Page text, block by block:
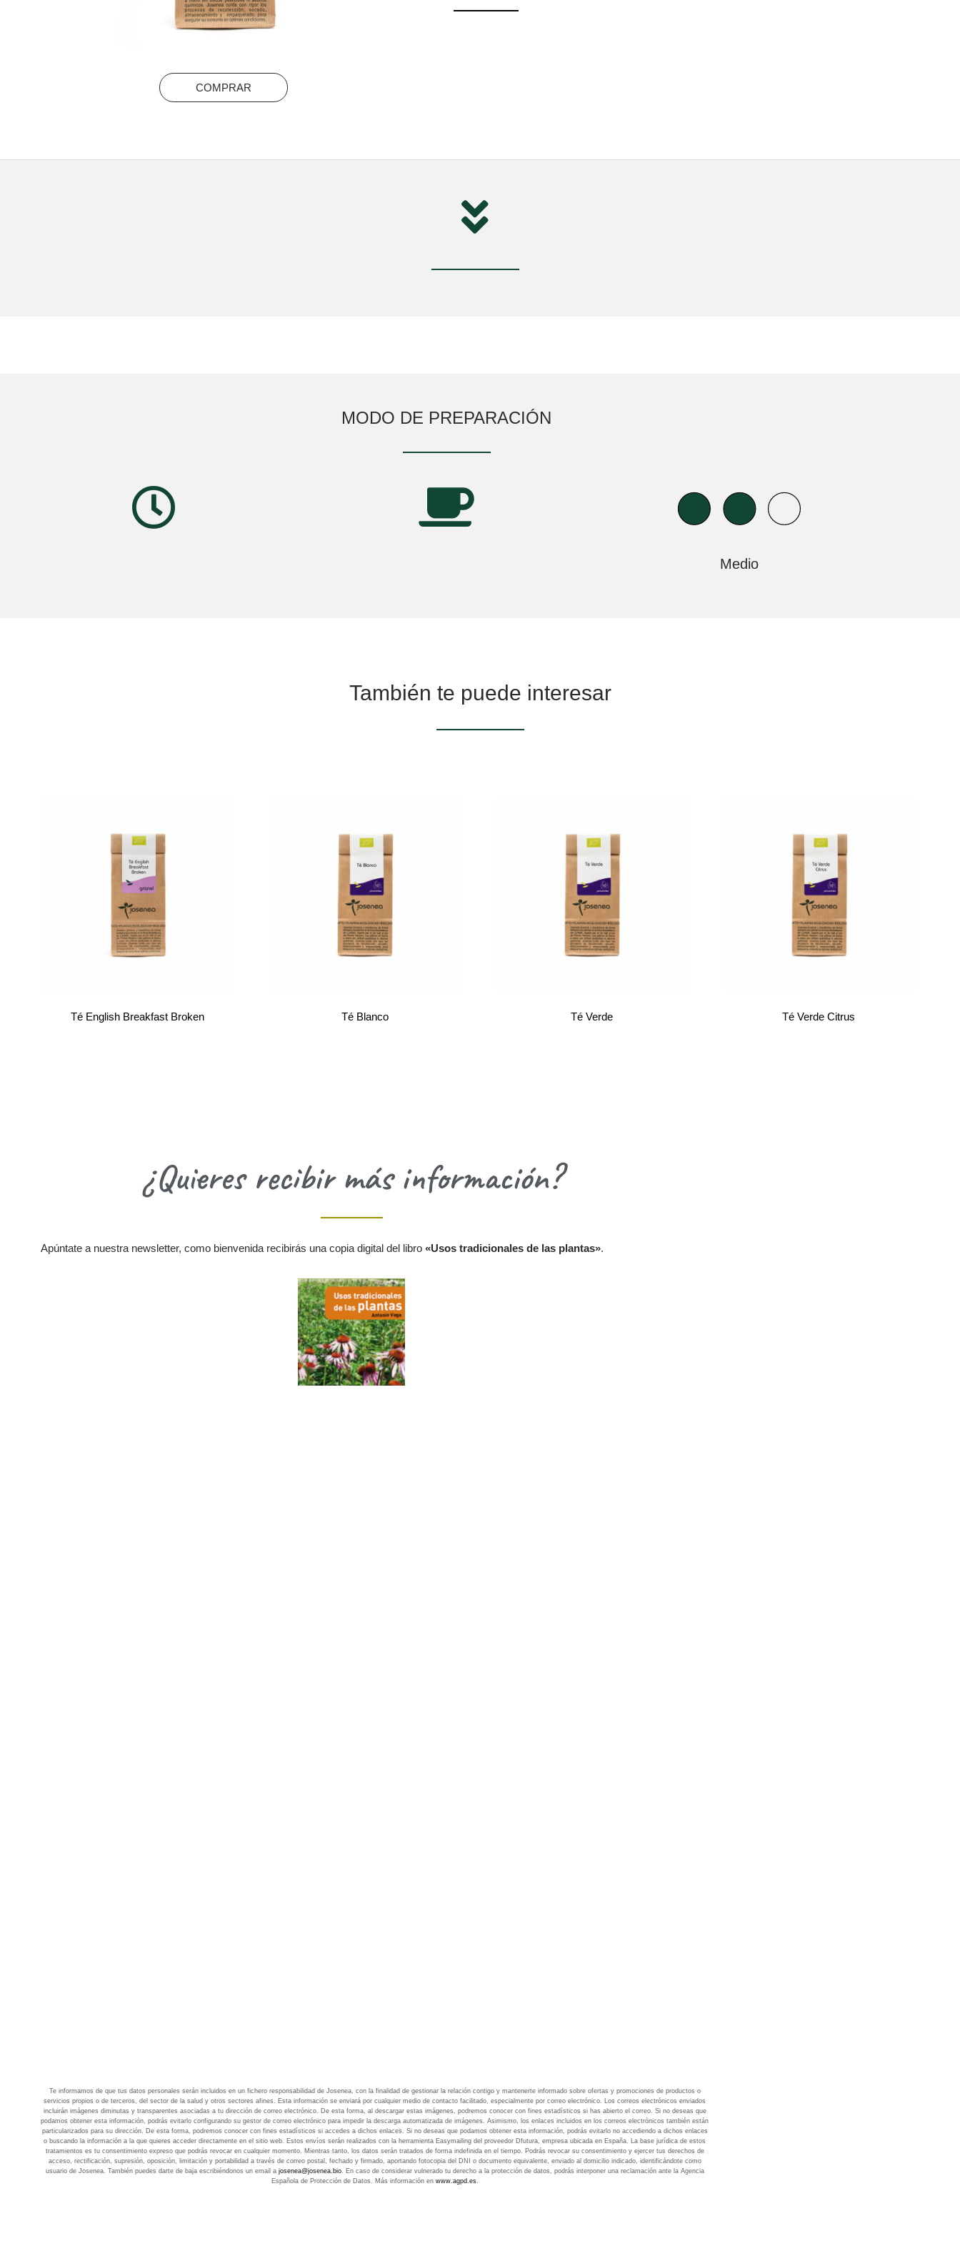
COMPRAR
MODO DE PREPARACIÓN
Medio
También te puede interesar
Té English Breakfast Broken Té Blanco Té Verde Té Verde Citrus
¿Quieres recibir más información?
Apúntate a nuestra newsletter, como bienvenida recibirás una copia digital del libro «Usos tradicionales de las plantas».
Te informamos de que tus datos personales serán incluidos en un fichero responsabilidad de Josenea, con la finalidad de gestionar la relación contigo y mantenerte informado sobre ofertas y promociones de productos o
servicios propios o de terceros, del sector de la salud y otros sectores afines. Esta información se enviará por cualquier medio de contacto facilitado, especialmente por correo electrónico. Los correos electrónicos enviados
incluirán imágenes diminutas y transparentes asociadas a tu dirección de correo electrónico. De esta forma, al descargar estas imágenes, podremos conocer con fines estadísticos si has abierto el correo. Si no deseas que
podamos obtener esta información, podrás evitarlo configurando su gestor de correo electrónico para impedir la descarga automatizada de imágenes. Asimismo, los enlaces incluidos en los correos electrónicos también están
particularizados para su dirección. De esta forma, podremos conocer con fines estadísticos si accedes a dichos enlaces. Si no deseas que podamos obtener esta información, podrás evitarlo no accediendo a dichos enlaces
o buscando la información a la que quieres acceder directamente en el sitio web. Estos envíos serán realizados con la herramienta Easymailing del proveedor Dfutura, empresa ubicada en España. La base jurídica de estos
tratamientos es tu consentimiento expreso que podrás revocar en cualquier momento. Mientras tanto, los datos serán tratados de forma indefinida en el tiempo. Podrás revocar su consentimiento y ejercer tus derechos de
acceso, rectificación, supresión, oposición, limitación y portabilidad a través de correo postal, fechado y firmado, aportando fotocopia del DNI o documento equivalente, enviado al domicilio indicado, identificándote como
usuario de Josenea. También puedes darte de baja escribiéndonos un email a josenea@josenea.bio. En caso de considerar vulnerado tu derecho a la protección de datos, podrás interponer una reclamación ante la Agencia
Española de Protección de Datos. Más información en www.agpd.es.